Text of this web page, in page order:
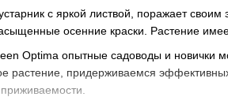
с яркой листвой, поражает
осенние краски. Растение
Optima опытные садоводы и
растение, придерживаемся